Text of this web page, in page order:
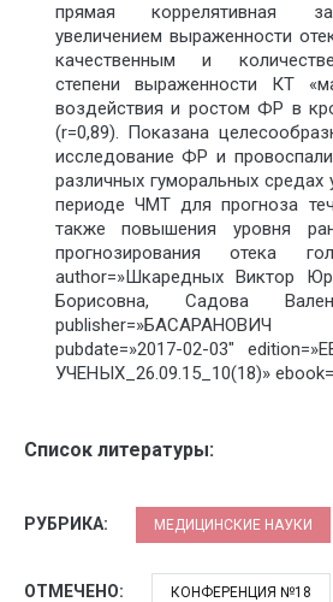
прямая коррелятивная
увеличением выраженности
качественным и
степени выраженности КТ
воздействия и ростом ФР в
(r=0,89). Показана
исследование ФР и
различных гуморальных средах
периоде ЧМТ для прогноза
также повышения уровня
прогнозирования отека
author=»Шкаредных Виктор
Борисовна, Садова
pubdate=»2017-02-03″
УЧЕНЫХ_26.09.15_10(18)»
Список литературы:
РУБРИКА: МЕДИЦИНСКИЕ НАУКИ
ОТМЕЧЕНО: КОНФЕРЕНЦИЯ №18